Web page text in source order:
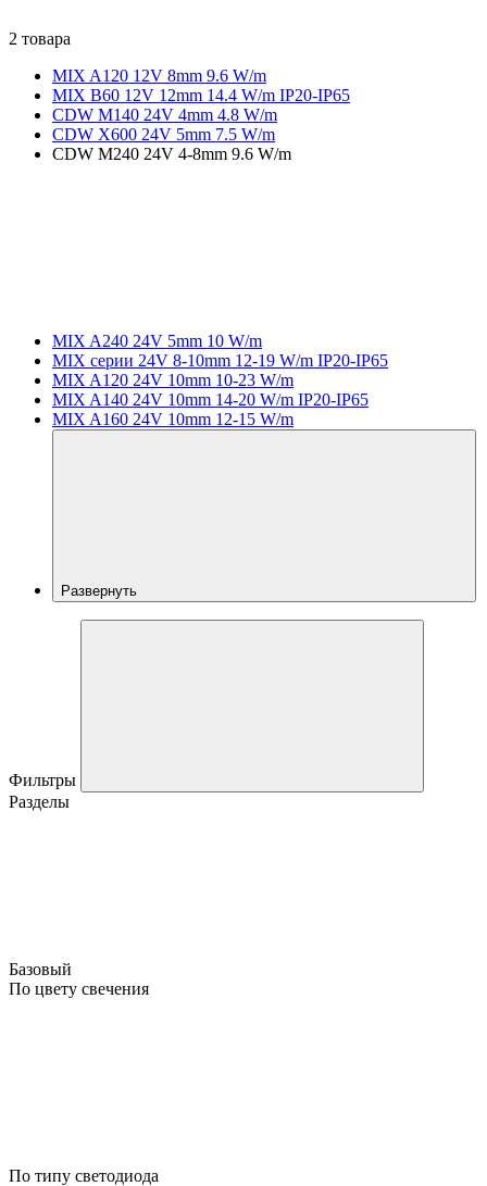
2 товара
MIX A120 12V 8mm 9.6 W/m
MIX B60 12V 12mm 14.4 W/m IP20-IP65
CDW M140 24V 4mm 4.8 W/m
CDW X600 24V 5mm 7.5 W/m
CDW M240 24V 4-8mm 9.6 W/m
MIX A240 24V 5mm 10 W/m
MIX серии 24V 8-10mm 12-19 W/m IP20-IP65
MIX A120 24V 10mm 10-23 W/m
MIX A140 24V 10mm 14-20 W/m IP20-IP65
MIX A160 24V 10mm 12-15 W/m
Развернуть
Фильтры
Разделы
Базовый
По цвету свечения
По типу светодиода